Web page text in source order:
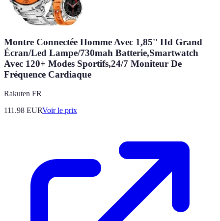
Montre Connectée Homme Avec 1,85'' Hd Grand
Écran/Led Lampe/730mah Batterie,Smartwatch
Avec 120+ Modes Sportifs,24/7 Moniteur De
Fréquence Cardiaque
Rakuten FR
111.98 EURVoir le prix